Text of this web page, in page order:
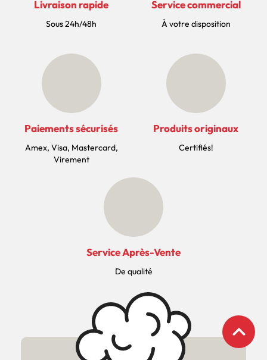
Livraison rapide
Sous 24h/48h
Service commercial
À votre disposition
Paiements sécurisés
Amex, Visa, Mastercard,
Virement
Produits originaux
Certifiés!
Service Après-Vente
De qualité
expand_less